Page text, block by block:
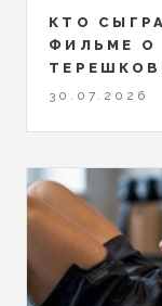
КТО
ФИЛЬМЕ О
30.07.2026